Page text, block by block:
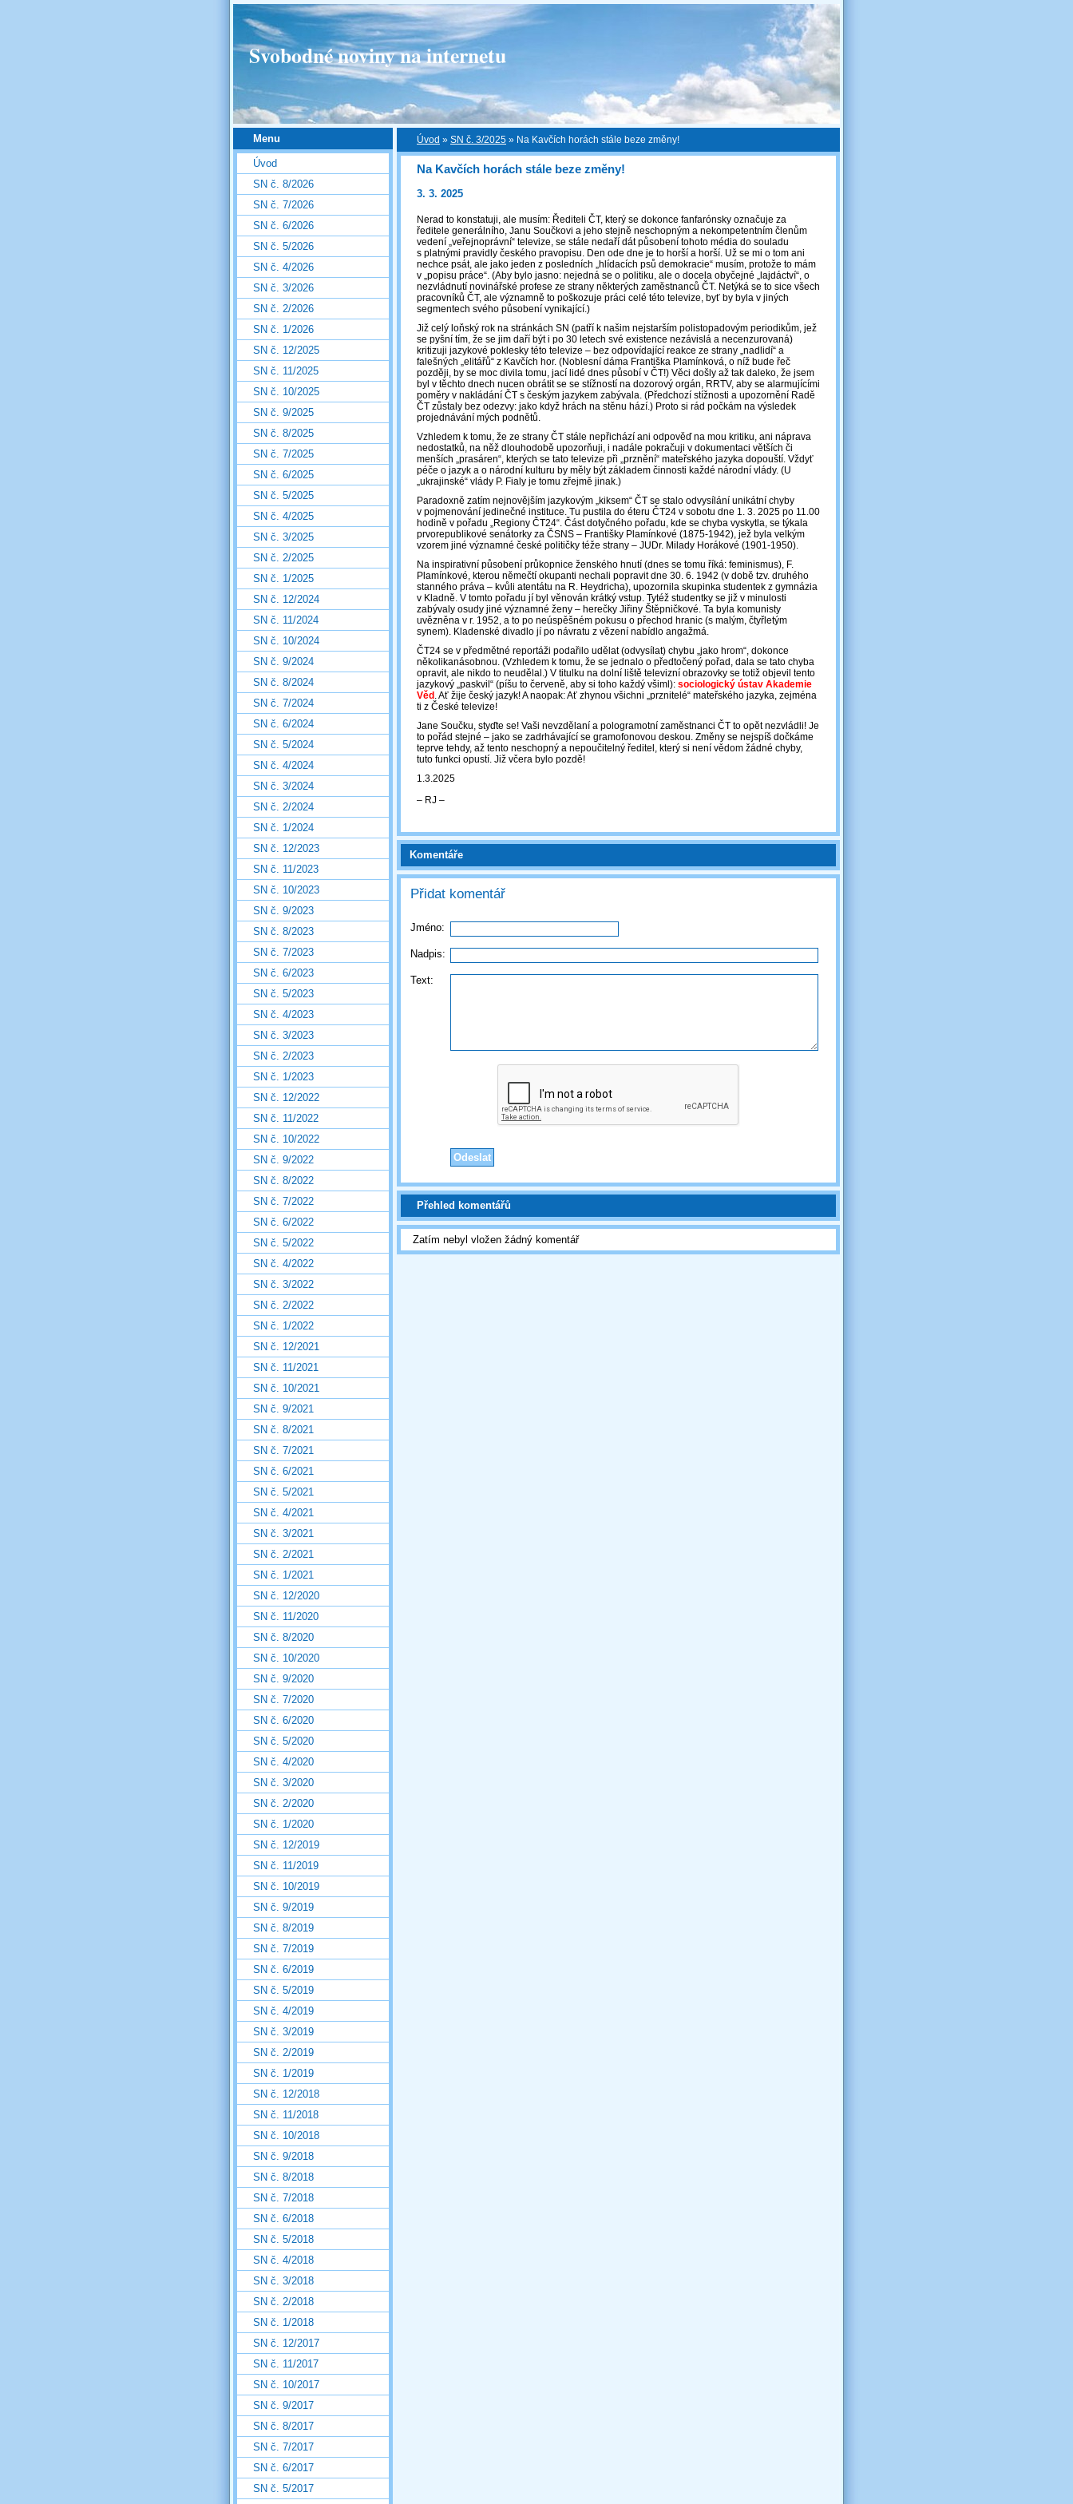
Svobodné noviny na internetu
Úvod » SN č. 3/2025 » Na Kavčích horách stále beze změny!
Na Kavčích horách stále beze změny!
3. 3. 2025
Nerad to konstatuji, ale musím: Řediteli ČT, který se dokonce fanfarónsky označuje za
ředitele generálního, Janu Součkovi a jeho stejně neschopným a nekompetentním členům
vedení „veřejnoprávní“ televize, se stále nedaří dát působení tohoto média do souladu
s platnými pravidly českého pravopisu. Den ode dne je to horší a horší. Už se mi o tom ani
nechce psát, ale jako jeden z posledních „hlídacích psů demokracie“ musím, protože to mám
v „popisu práce“. (Aby bylo jasno: nejedná se o politiku, ale o docela obyčejné „lajdáctví“, o
nezvládnutí novinářské profese ze strany některých zaměstnanců ČT. Netýká se to sice všech
pracovníků ČT, ale významně to poškozuje práci celé této televize, byť by byla v jiných
segmentech svého působení vynikající.)
Již celý loňský rok na stránkách SN (patří k našim nejstarším polistopadovým periodikům, jež
se pyšní tím, že se jim daří být i po 30 letech své existence nezávislá a necenzurovaná)
kritizuji jazykové poklesky této televize – bez odpovídající reakce ze strany „nadlidí“ a
falešných „elitářů“ z Kavčích hor. (Noblesní dáma Františka Plamínková, o níž bude řeč
později, by se moc divila tomu, jací lidé dnes působí v ČT!) Věci došly až tak daleko, že jsem
byl v těchto dnech nucen obrátit se se stížností na dozorový orgán, RRTV, aby se alarmujícími
poměry v nakládání ČT s českým jazykem zabývala. (Předchozí stížnosti a upozornění Radě
ČT zůstaly bez odezvy: jako když hrách na stěnu hází.) Proto si rád počkám na výsledek
projednávání mých podnětů.
Vzhledem k tomu, že ze strany ČT stále nepřichází ani odpověď na mou kritiku, ani náprava
nedostatků, na něž dlouhodobě upozorňuji, i nadále pokračuji v dokumentaci větších či
menších „prasáren“, kterých se tato televize při „prznění“ mateřského jazyka dopouští. Vždyť
péče o jazyk a o národní kulturu by měly být základem činnosti každé národní vlády. (U
„ukrajinské“ vlády P. Fialy je tomu zřejmě jinak.)
Paradoxně zatím nejnovějším jazykovým „kiksem“ ČT se stalo odvysílání unikátní chyby
v pojmenování jedinečné instituce. Tu pustila do éteru ČT24 v sobotu dne 1. 3. 2025 po 11.00
hodině v pořadu „Regiony ČT24“. Část dotyčného pořadu, kde se chyba vyskytla, se týkala
prvorepublikové senátorky za ČSNS – Františky Plamínkové (1875-1942), jež byla velkým
vzorem jiné významné české političky téže strany – JUDr. Milady Horákové (1901-1950).
Na inspirativní působení průkopnice ženského hnutí (dnes se tomu říká: feminismus), F.
Plamínkové, kterou němečtí okupanti nechali popravit dne 30. 6. 1942 (v době tzv. druhého
stanného práva – kvůli atentátu na R. Heydricha), upozornila skupinka studentek z gymnázia
v Kladně. V tomto pořadu jí byl věnován krátký vstup. Tytéž studentky se již v minulosti
zabývaly osudy jiné významné ženy ‒ herečky Jiřiny Štěpničkové. Ta byla komunisty
uvězněna v r. 1952, a to po neúspěšném pokusu o přechod hranic (s malým, čtyřletým
synem). Kladenské divadlo jí po návratu z vězení nabídlo angažmá.
ČT24 se v předmětné reportáži podařilo udělat (odvysílat) chybu „jako hrom“, dokonce
několikanásobnou. (Vzhledem k tomu, že se jednalo o předtočený pořad, dala se tato chyba
opravit, ale nikdo to neudělal.) V titulku na dolní liště televizní obrazovky se totiž objevil tento
jazykový „paskvil“ (píšu to červeně, aby si toho každý všiml): sociologický ústav Akademie
Věd . Ať žije český jazyk! A naopak: Ať zhynou všichni „prznitelé“ mateřského jazyka, zejména
ti z České televize!
Jane Součku, styďte se! Vaši nevzdělaní a pologramotní zaměstnanci ČT to opět nezvládli! Je
to pořád stejné – jako se zadrhávající se gramofonovou deskou. Změny se nejspíš dočkáme
teprve tehdy, až tento neschopný a nepoučitelný ředitel, který si není vědom žádné chyby,
tuto funkci opustí. Již včera bylo pozdě!
1.3.2025
‒ RJ ‒
Komentáře
Přidat komentář
Jméno:
Nadpis:
Text:
Přehled komentářů
Zatím nebyl vložen žádný komentář
Menu
Úvod
SN č. 8/2026
SN č. 7/2026
SN č. 6/2026
SN č. 5/2026
SN č. 4/2026
SN č. 3/2026
SN č. 2/2026
SN č. 1/2026
SN č. 12/2025
SN č. 11/2025
SN č. 10/2025
SN č. 9/2025
SN č. 8/2025
SN č. 7/2025
SN č. 6/2025
SN č. 5/2025
SN č. 4/2025
SN č. 3/2025
SN č. 2/2025
SN č. 1/2025
SN č. 12/2024
SN č. 11/2024
SN č. 10/2024
SN č. 9/2024
SN č. 8/2024
SN č. 7/2024
SN č. 6/2024
SN č. 5/2024
SN č. 4/2024
SN č. 3/2024
SN č. 2/2024
SN č. 1/2024
SN č. 12/2023
SN č. 11/2023
SN č. 10/2023
SN č. 9/2023
SN č. 8/2023
SN č. 7/2023
SN č. 6/2023
SN č. 5/2023
SN č. 4/2023
SN č. 3/2023
SN č. 2/2023
SN č. 1/2023
SN č. 12/2022
SN č. 11/2022
SN č. 10/2022
SN č. 9/2022
SN č. 8/2022
SN č. 7/2022
SN č. 6/2022
SN č. 5/2022
SN č. 4/2022
SN č. 3/2022
SN č. 2/2022
SN č. 1/2022
SN č. 12/2021
SN č. 11/2021
SN č. 10/2021
SN č. 9/2021
SN č. 8/2021
SN č. 7/2021
SN č. 6/2021
SN č. 5/2021
SN č. 4/2021
SN č. 3/2021
SN č. 2/2021
SN č. 1/2021
SN č. 12/2020
SN č. 11/2020
SN č. 8/2020
SN č. 10/2020
SN č. 9/2020
SN č. 7/2020
SN č. 6/2020
SN č. 5/2020
SN č. 4/2020
SN č. 3/2020
SN č. 2/2020
SN č. 1/2020
SN č. 12/2019
SN č. 11/2019
SN č. 10/2019
SN č. 9/2019
SN č. 8/2019
SN č. 7/2019
SN č. 6/2019
SN č. 5/2019
SN č. 4/2019
SN č. 3/2019
SN č. 2/2019
SN č. 1/2019
SN č. 12/2018
SN č. 11/2018
SN č. 10/2018
SN č. 9/2018
SN č. 8/2018
SN č. 7/2018
SN č. 6/2018
SN č. 5/2018
SN č. 4/2018
SN č. 3/2018
SN č. 2/2018
SN č. 1/2018
SN č. 12/2017
SN č. 11/2017
SN č. 10/2017
SN č. 9/2017
SN č. 8/2017
SN č. 7/2017
SN č. 6/2017
SN č. 5/2017